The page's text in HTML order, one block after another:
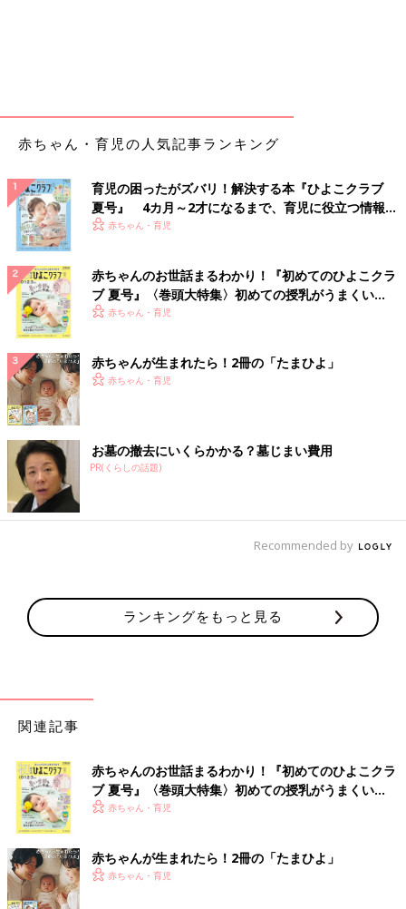
R-mさんがカプセルトイでゲットしたのはミッフィーのエコバッ
グ。同じ種類のものが2回出たそうですが、エコバッグはいくつ
あってもよさそうですね。その他には、巾着やティッシュケース
ポーチもゲットしたそう。いろいろ種類があって楽しそうです
赤ちゃん・育児の人気記事ランキング
育児の困ったがズバリ！解決する本『ひよこクラブ
夏号』 4カ月～2才になるまで、育児に役立つ情報が
いっぱい！
赤ちゃん・育児
赤ちゃんのお世話まるわかり！『初めてのひよこクラ
ブ 夏号』〈巻頭大特集〉初めての授乳がうまくい
く！ おっぱい・ミルクの基本と夏のトラブル 解決テ
赤ちゃん・育児
赤ちゃんが生まれたら！2冊の「たまひよ」
赤ちゃん・育児
お墓の撤去にいくらかかる？墓じまい費用
PR(くらしの話題)
Recommended by
ランキングをもっと見る
関連記事
赤ちゃんのお世話まるわかり！『初めてのひよこクラ
ブ 夏号』〈巻頭大特集〉初めての授乳がうまくい
く！ おっぱい・ミルクの基本と夏のトラブル 解決テ
赤ちゃん・育児
赤ちゃんが生まれたら！2冊の「たまひよ」
赤ちゃん・育児